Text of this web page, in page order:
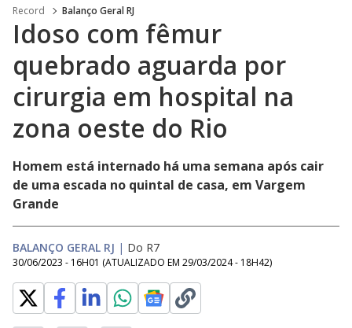
Record Balanço Geral RJ
Idoso com fêmur
quebrado aguarda por
cirurgia em hospital na
zona oeste do Rio
Homem está internado há uma semana após cair
de uma escada no quintal de casa, em Vargem
Grande
BALANÇO GERAL RJ | Do R7
30/06/2023 - 16H01 (ATUALIZADO EM 29/03/2024 - 18H42)